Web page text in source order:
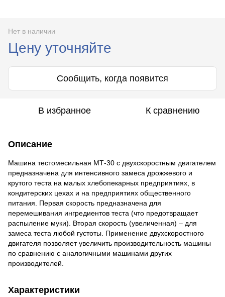
Нет в наличии
Цену уточняйте
Сообщить, когда появится
В избранное К сравнению
Описание
Машина тестомесильная МТ-30 с двухскоростным двигателем
предназначена для интенсивного замеса дрожжевого и
крутого теста на малых хлебопекарных предприятиях, в
кондитерских цехах и на предприятиях общественного
питания. Первая скорость предназначена для
перемешивания ингредиентов теста (что предотвращает
распыление муки). Вторая скорость (увеличенная) – для
замеса теста любой густоты. Применение двухскоростного
двигателя позволяет увеличить производительность машины
по сравнению с аналогичными машинами других
производителей.
Характеристики